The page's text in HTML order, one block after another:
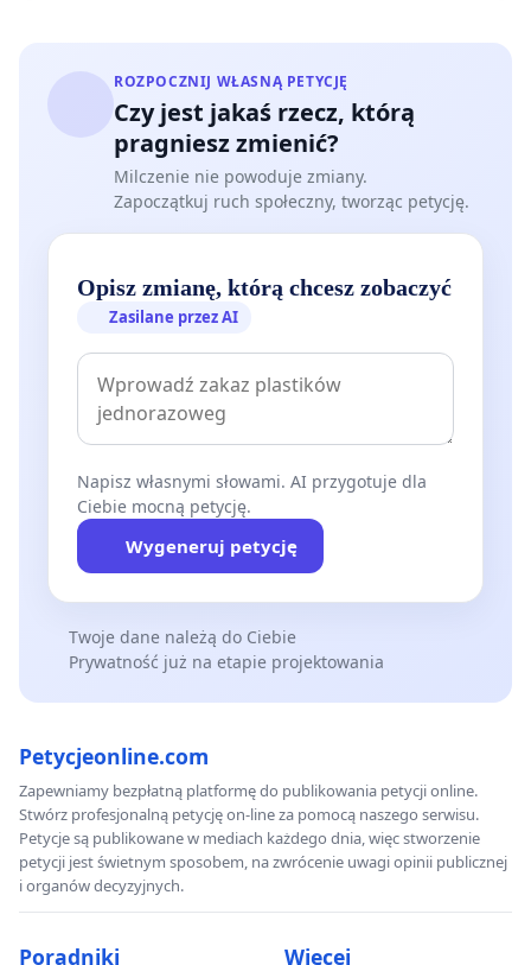
ROZPOCZNIJ WŁASNĄ PETYCJĘ
Czy jest jakaś rzecz, którą
pragniesz zmienić?
Milczenie nie powoduje zmiany.
Zapoczątkuj ruch społeczny, tworząc petycję.
Opisz zmianę, którą chcesz zobaczyć
Zasilane przez AI
Napisz własnymi słowami. AI przygotuje dla
Ciebie mocną petycję.
Wygeneruj petycję
Twoje dane należą do Ciebie
Prywatność już na etapie projektowania
Petycjeonline.com
Zapewniamy bezpłatną platformę do publikowania petycji online.
Stwórz profesjonalną petycję on-line za pomocą naszego serwisu.
Petycje są publikowane w mediach każdego dnia, więc stworzenie
petycji jest świetnym sposobem, na zwrócenie uwagi opinii publicznej
i organów decyzyjnych.
Poradniki Więcej